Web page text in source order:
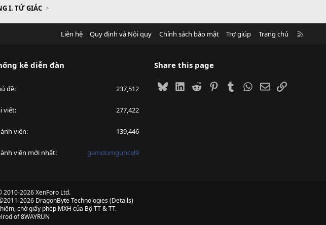
I. TỨ GIÁC
Liên hệ Quy định và Nội quy Chính sách bảo mật Trợ giúp Trang chủ
kê diễn đàn
đề 237,512
viết 277,422
viên 139,446
viên mới nhất gamdomguncel9
Share this page
BlueskyLinkedIn
Reddit PinterestTumblrWhatsApp
EmailLink
2010-2026 XenForo Ltd.
2026 DragonByte Technologies(Details)
chờ giấy phép MXH của Bộ TT & TT.
of8WAYRUN